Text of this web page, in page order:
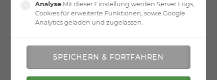
Analyse Mit dieser Einstellung werden Server Logs,
Cookies für erweiterte Funktionen, sowie Google
Analytics geladen und zugelassen.